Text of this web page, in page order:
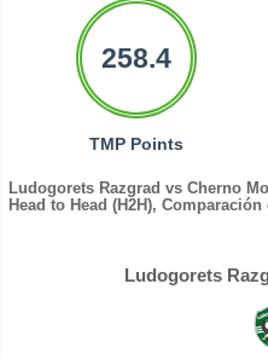
258.4
TMP Points
Ludogorets Razgrad vs Cherno
Head to Head (H2H),
Ludogorets